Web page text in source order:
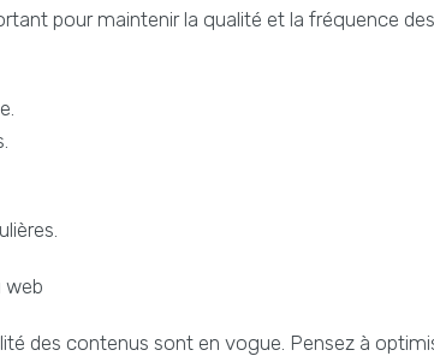
pour maintenir la qualité et la fréquence
web
des contenus sont en vogue. Pensez à